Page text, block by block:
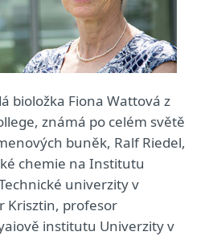
bioložka Fiona Wattová z
známá po celém světě
buněk, Ralf Riedel,
chemie na Institutu
univerzity v
Krisztin, profesor
institutu Univerzity v